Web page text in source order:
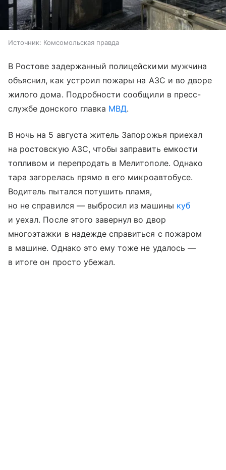
Источник: Комсомольская правда
В Ростове задержанный полицейскими мужчина
объяснил, как устроил пожары на АЗС и во дворе
жилого дома. Подробности сообщили в пресс-
службе донского главка МВД.
В ночь на 5 августа житель Запорожья приехал
на ростовскую АЗС, чтобы заправить емкости
топливом и перепродать в Мелитополе. Однако
тара загорелась прямо в его микроавтобусе.
Водитель пытался потушить пламя,
но не справился — выбросил из машины куб
и уехал. После этого завернул во двор
многоэтажки в надежде справиться с пожаром
в машине. Однако это ему тоже не удалось —
в итоге он просто убежал.